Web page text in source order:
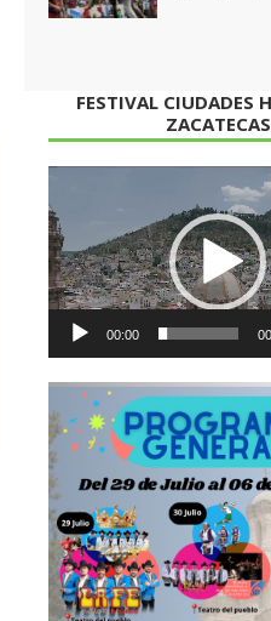
FESTIVAL CIUDADES
ZACATECAS
de
vídeo
00:00